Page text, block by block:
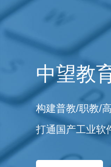
中望教
构建普教/职教/
打通国产工业